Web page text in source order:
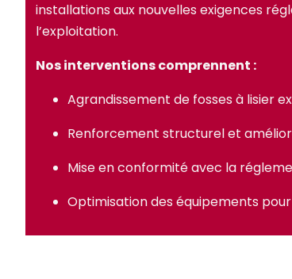
installations aux nouvelles exigences
l’exploitation.
Nos interventions comprennent :
Agrandissement de fosses à lisier
Renforcement structurel et
Mise en conformité avec la
Optimisation des équipements